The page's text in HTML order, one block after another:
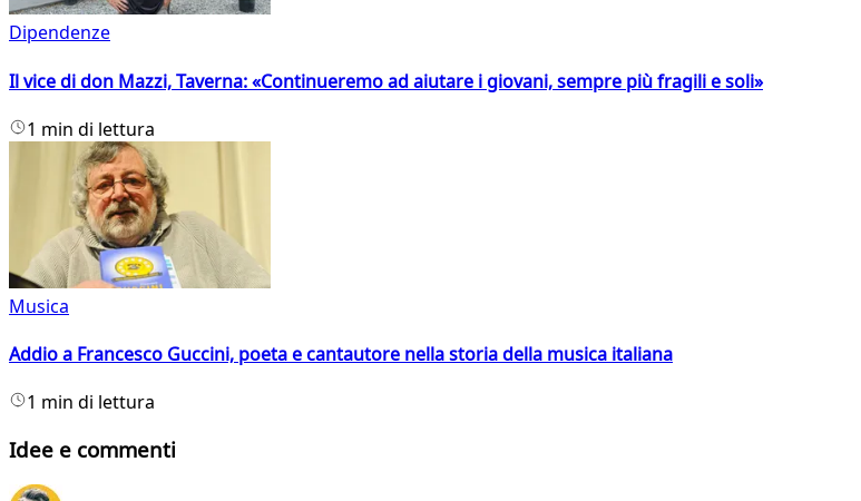
Dipendenze
Il vice di don Mazzi, Taverna: «Continueremo ad aiutare i giovani, sempre più fragili e soli»
1 min di lettura
Musica
Addio a Francesco Guccini, poeta e cantautore nella storia della musica italiana
1 min di lettura
Idee e commenti